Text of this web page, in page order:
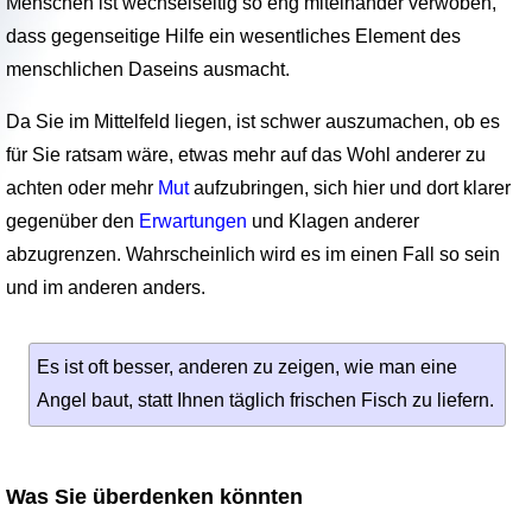
dass gegenseitige Hilfe ein wesentliches Element des
menschlichen Daseins ausmacht.
Da Sie im Mittelfeld liegen, ist schwer auszumachen, ob es
für Sie ratsam wäre, etwas mehr auf das Wohl anderer zu
achten oder mehr Mutaufzubringen, sich hier und dort klarer
gegenüber den Erwartungen und Klagen anderer
abzugrenzen. Wahrscheinlich wird es im einen Fall so sein
und im anderen anders.
Es ist oft besser, anderen zu zeigen, wie man eine
Angel baut, statt Ihnen täglich frischen Fisch zu liefern.
Was Sie überdenken könnten